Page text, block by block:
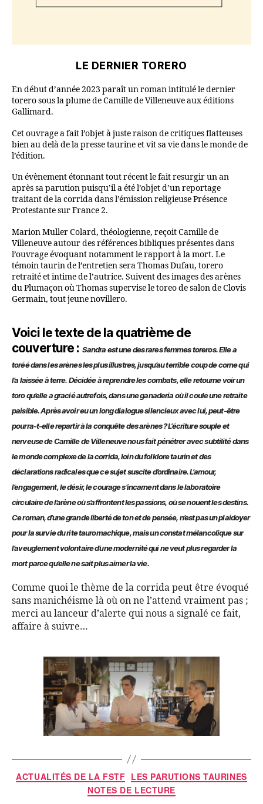
LE DERNIER TORERO
En début d’année 2023 paraît un roman intitulé le dernier
torero sous la plume de Camille de Villeneuve aux éditions
Gallimard.
Cet ouvrage a fait l’objet à juste raison de critiques flatteuses
bien au delà de la presse taurine et vit sa vie dans le monde de
l’édition.
Un évènement étonnant tout récent le fait resurgir un an
après sa parution puisqu’il a été l’objet d’un reportage
traitant de la corrida dans l’émission religieuse Présence
Protestante sur France 2.
Marion Muller Colard, théologienne, reçoit Camille de
Villeneuve autour des références bibliques présentes dans
l’ouvrage évoquant notamment le rapport à la mort. Le
témoin taurin de l’entretien sera Thomas Dufau, torero
retraité et intime de l’autrice. Suivent des images des arènes
du Plumaçon où Thomas supervise le toreo de salon de Clovis
Germain, tout jeune novillero.
Voici le texte de la quatrième de
couverture : Sandra est une des rares femmes toreros. Elle a
toréé dans les arènes les plus illustres, jusqu’au terrible coup de corne qui
l’a laissée à terre. Décidée à reprendre les combats, elle retourne voir un
toro qu’elle a gracié autrefois, dans une ganaderia où il coule une retraite
paisible. Après avoir eu un long dialogue silencieux avec lui, peut-être
pourra-t-elle repartir à la conquête des arènes ? L’écriture souple et
nerveuse de Camille de Villeneuve nous fait pénétrer avec subtilité dans
le monde complexe de la corrida, loin du folklore taurin et des
déclarations radicales que ce sujet suscite d’ordinaire. L’amour,
l’engagement, le désir, le courage s’incarnent dans le laboratoire
circulaire de l’arène où s’affrontent les passions, où se nouent les destins.
Ce roman, d’une grande liberté de ton et de pensée, n’est pas un plaidoyer
pour la survie du rite tauromachique, mais un constat mélancolique sur
l’aveuglement volontaire d’une modernité qui ne veut plus regarder la
mort parce qu’elle ne sait plus aimer la vie.
Comme quoi le thème de la corrida peut être évoqué
sans manichéisme là où on ne l’attend vraiment pas ;
merci au lanceur d’alerte qui nous a signalé ce fait,
affaire à suivre…
ACTUALITÉS DE LA FSTF LES PARUTIONS TAURINES
NOTES DE LECTURE